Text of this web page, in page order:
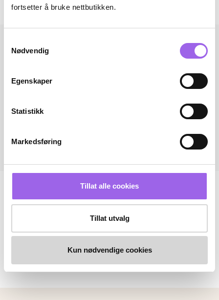
fortsetter å bruke nettbutikken.
Nødvendig
Egenskaper
Statistikk
Markedsføring
Tillat alle cookies
Tillat utvalg
Kun nødvendige cookies
Andre har også kjøpt..